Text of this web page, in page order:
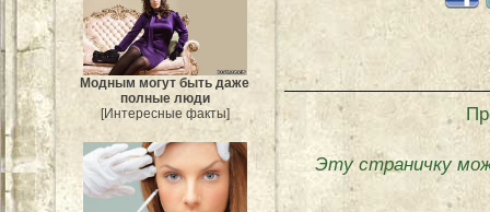
Модным могут быть даже
полные люди
[Интересные факты]
Эту страничку